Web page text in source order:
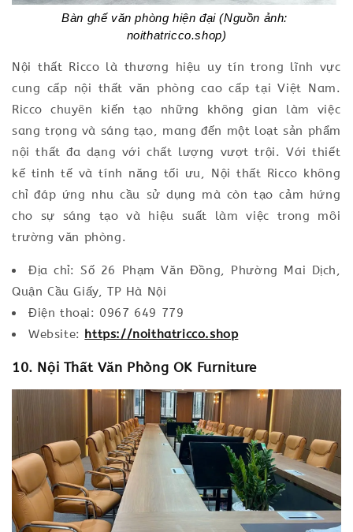
Bàn ghế văn phòng hiện đại (Nguồn ảnh:
noithatricco.shop)
Nội thất Ricco là thương hiệu uy tín trong lĩnh vực
cung cấp nội thất văn phòng cao cấp tại Việt Nam.
Ricco chuyên kiến tạo những không gian làm việc
sang trọng và sáng tạo, mang đến một loạt sản phẩm
nội thất đa dạng với chất lượng vượt trội. Với thiết
kế tinh tế và tính năng tối ưu, Nội thất Ricco không
chỉ đáp ứng nhu cầu sử dụng mà còn tạo cảm hứng
cho sự sáng tạo và hiệu suất làm việc trong môi
trường văn phòng.
Địa chỉ: Số 26 Phạm Văn Đồng, Phường Mai Dịch,
Quận Cầu Giấy, TP Hà Nội
Điện thoại: 0967 649 779
Website: https://noithatricco.shop
10. Nội Thất Văn Phòng OK Furniture